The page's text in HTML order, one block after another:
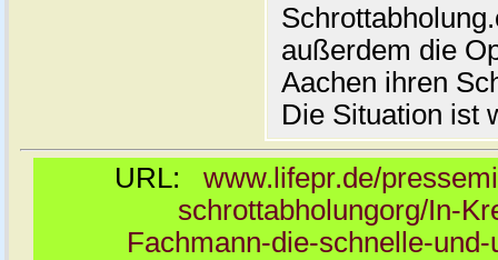
außerdem die
Aachen ihren
Die Situation ist
URL: www.lifepr.de/
schrottabholungorg/In-
Fachmann-die-schnelle-